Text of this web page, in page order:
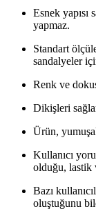
Esnek yapısı
yapmaz.
Standart
sandalyeler
Renk ve
Dikişleri
Ürün,
Kullanıcı
olduğu, lastik
Bazı
oluştuğunu